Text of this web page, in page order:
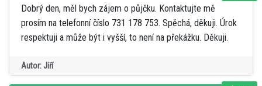
Dobrý den, měl bych zájem o půjčku. Kontaktujte mě
prosím na telefonní číslo 731 178 753. Spěchá, děkuji. Úrok
respektuji a může být i vyšší, to není na překážku. Děkuji.
Autor: Jiří